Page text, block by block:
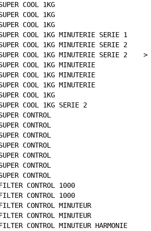
COOL 1KG
COOL 1KG
COOL 1KG
COOL 1KG MINUTERIE SERIE 1
COOL 1KG MINUTERIE SERIE 2
COOL 1KG MINUTERIE SERIE 2
COOL 1KG MINUTERIE
COOL 1KG MINUTERIE
COOL 1KG MINUTERIE
COOL 1KG
COOL 1KG SERIE 2
CONTROL
CONTROL
CONTROL
CONTROL
CONTROL
CONTROL
CONTROL
CONTROL 1000
CONTROL 1000
CONTROL MINUTEUR
CONTROL MINUTEUR
CONTROL MINUTEUR HARMONIE